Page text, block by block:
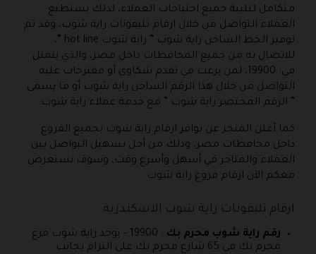
متكامل لتلبية جميع احتياجات العملاء، لذلك يستطيع
العملاء التواصل من خلال ارقام تليفونات راية شوب، وقد تم
توفير الخط الساخن راية شوب ” راية شوب hot line “،
للاتصال به من جميع المحافظات داخل مصر، والذي يتمثل
في: 19900، لمن يرغب في تقدم شكاوى أو مقترحات عليه
التواصل من خلال هذا الرقم الساخن راية شوب أو ما يسمى
” الرقم المختصر راية شوب ” مع خدمة عملاء راية شوب.
كما أعلن المتجر عن توافر ارقام راية شوب بجميع الفروع
داخل محافظات مصر، وذلك من أجل تسهيل التواصل بين
العملاء والمتاجر في أسهل وأسرع وقت، وسوف نستعرض
معكم الآن ارقام فروع راية شوب:
ارقام تليفونات راية شوب الاسكندرية
رقم راية شوب محرم بك
: 19900 – يوجد راية شوب فرع
محرم بك في 65 شارع محرم بك على الترام بجانب